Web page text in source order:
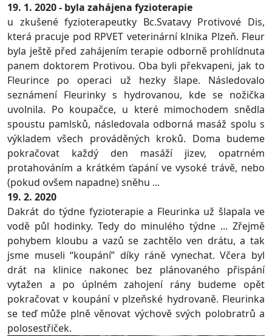
19. 1. 2020 - byla zahájena fyzioterapie
u zkušené fyzioterapeutky Bc.Svatavy Protivové Dis,
která pracuje pod RPVET veterinární klnika Plzeň. Fleur
byla ještě před zahájením terapie odborně prohlídnuta
panem doktorem Protivou. Oba byli překvapeni, jak to
Fleurince po operaci už hezky šlape. Následovalo
seznámení Fleurinky s hydrovanou, kde se nožička
uvolnila. Po koupačce, u které mimochodem snědla
spoustu pamlsků, následovala odborná masáž spolu s
výkladem všech prováděných kroků. Doma budeme
pokračovat každý den masáží jizev, opatrném
protahováním a krátkém ťapání ve vysoké trávě, nebo
(pokud ovšem napadne) sněhu ...
19. 2. 2020
Dakrát do týdne fyzioterapie a Fleurinka už šlapala ve
vodě půl hodinky. Tedy do minulého týdne ... Zřejmě
pohybem kloubu a vazů se zachtělo ven drátu, a tak
jsme museli “koupání” díky ráně vynechat. Včera byl
drát na klinice nakonec bez plánovaného přispání
vytažen a po úplném zahojení rány budeme opět
pokračovat v koupání v plzeňské hydrovaně. Fleurinka
se teď může plně věnovat výchově svých polobratrů a
polosestřiček.